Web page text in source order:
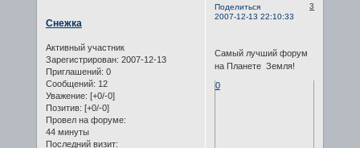
Поделиться
3
2007-12-13 22:10:33
Снежка
Активный участник
Зарегистрирован: 2007-12-13
Приглашений: 0
Сообщений: 12
Уважение: [+0/-0]
Позитив: [+0/-0]
Провел на форуме:
44 минуты
Последний визит:
Самый лучший форум
на Планете Земля!
0